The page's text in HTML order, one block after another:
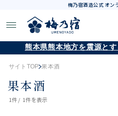
梅乃宿酒造公式 オン
熊本県熊本地方を震源と
サイトTOP 果本酒
果本酒
1件 / 1件を表示